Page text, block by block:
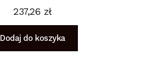
237,26 zł
Dodaj do koszyka